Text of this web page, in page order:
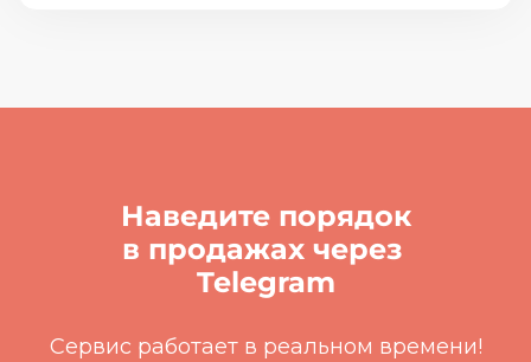
Наведите порядок
в продажах через
Telegram
Сервис работает в реальном времени!